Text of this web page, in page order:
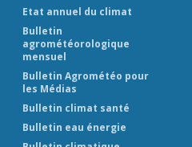
Etat annuel du climat
Bulletin
agrométéorologique
mensuel
Bulletin Agrométéo pour
les Médias
Bulletin climat santé
Bulletin eau énergie